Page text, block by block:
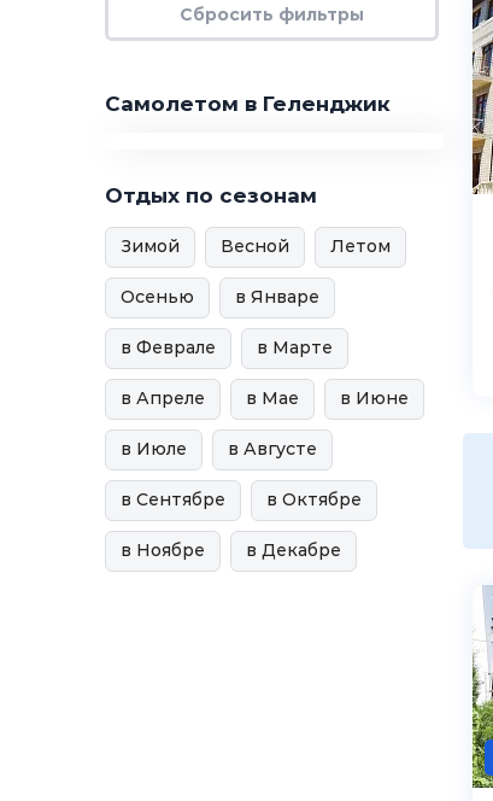
Самолетом в Геленджик
Отдых по сезонам
Зимой Весной Летом
Осенью в Январе
в Феврале в Марте
в Апреле в Мае в Июне
в Июле в Августе
в Сентябре в Октябре
в Ноябре в Декабре